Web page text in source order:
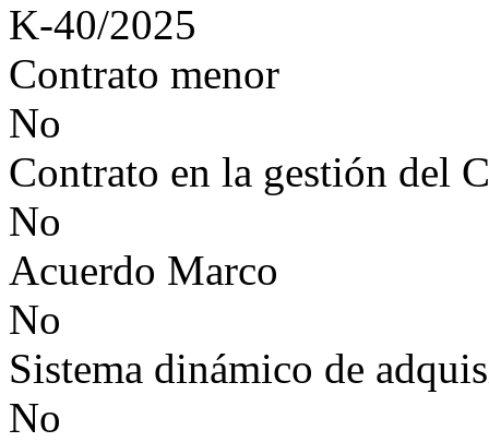
K-40/2025
Contrato menor
No
Contrato en la gestión del
No
Acuerdo Marco
No
Sistema dinámico de
No